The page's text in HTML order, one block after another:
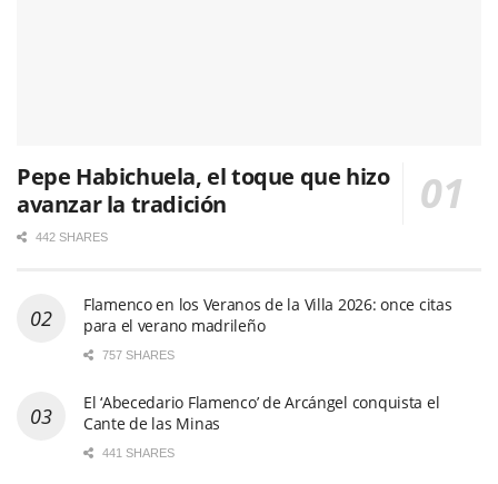
Pepe Habichuela, el toque que hizo
avanzar la tradición
442 SHARES
Flamenco en los Veranos de la Villa 2026: once citas
para el verano madrileño
757 SHARES
El ‘Abecedario Flamenco’ de Arcángel conquista el
Cante de las Minas
441 SHARES